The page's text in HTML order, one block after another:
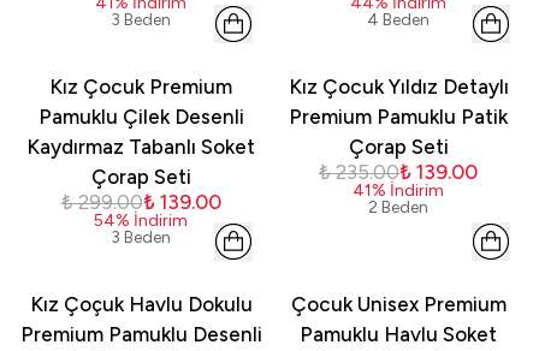
3 Beden
4 Beden
Kız Çocuk Premium
Pamuklu Çilek Desenli
Kaydırmaz Tabanlı Soket
Çorap Seti
₺ 299.00₺ 139.00
54% İndirim
3 Beden
Kız Çocuk Yıldız Detaylı
Premium Pamuklu Patik
Çorap Seti
₺ 235.00₺ 139.00
41% İndirim
2 Beden
Kız Çoçuk Havlu Dokulu
Premium Pamuklu Desenli
Çocuk Unisex Premium
Pamuklu Havlu Soket